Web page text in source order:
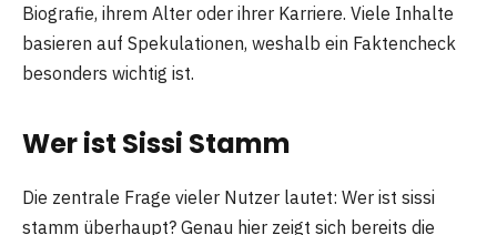
Biografie, ihrem Alter oder ihrer Karriere. Viele Inhalte
basieren auf Spekulationen, weshalb ein Faktencheck
besonders wichtig ist.
Wer ist Sissi Stamm
Die zentrale Frage vieler Nutzer lautet: Wer ist sissi
stamm überhaupt? Genau hier zeigt sich bereits die